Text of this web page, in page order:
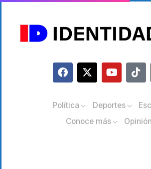
Política Deportes
Conoce más
Opinión